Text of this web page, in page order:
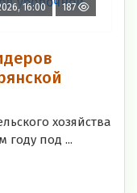
16:00 187
хозяйства
году под ...